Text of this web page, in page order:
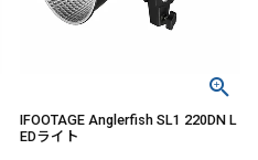
IFOOTAGE Anglerfish SL1 220DN L
EDライト